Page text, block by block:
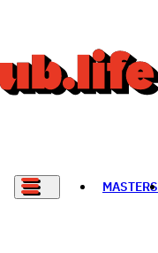
MASTERS